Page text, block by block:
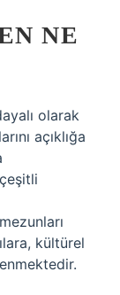
NE
olarak
açıklığa
kültürel